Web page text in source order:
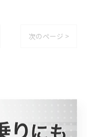
次のページ >